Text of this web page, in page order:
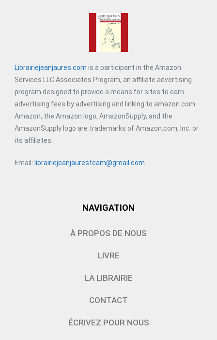
Librairiejeanjaures.com is a participant in the Amazon
Services LLC Associates Program, an affiliate advertising
program designed to provide a means for sites to earn
advertising fees by advertising and linking to amazon.com.
Amazon, the Amazon logo, AmazonSupply, and the
AmazonSupply logo are trademarks of Amazon.com, Inc. or
its affiliates.
Email: librairiejeanjauresteam@gmail.com
NAVIGATION
À PROPOS DE NOUS
LIVRE
LA LIBRAIRIE
CONTACT
ÉCRIVEZ POUR NOUS